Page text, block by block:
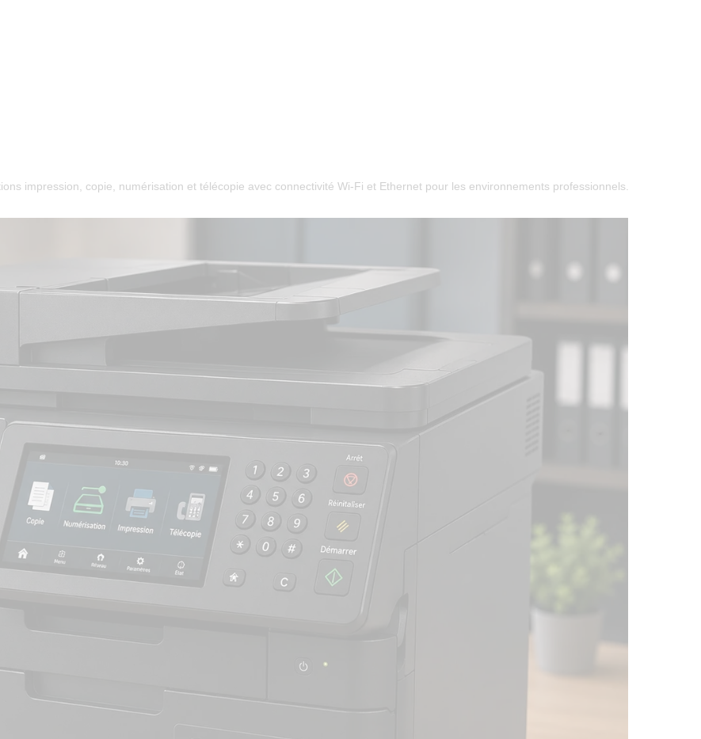
impression, copie, numérisation et télécopie avec connectivité Wi-Fi et Ethernet pour les environnements professionnels.